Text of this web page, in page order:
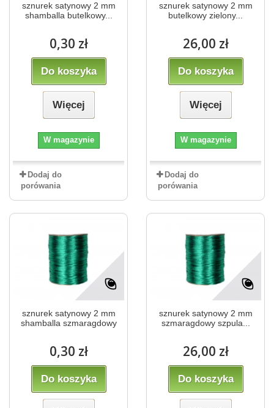
sznurek satynowy 2 mm
shamballa butelkowy...
0,30 zł
Do koszyka
Więcej
W magazynie
Dodaj do
porówania
sznurek satynowy 2 mm
butelkowy zielony...
26,00 zł
Do koszyka
Więcej
W magazynie
Dodaj do
porówania
sznurek satynowy 2 mm
shamballa szmaragdowy
0,30 zł
Do koszyka
sznurek satynowy 2 mm
szmaragdowy szpula...
26,00 zł
Do koszyka